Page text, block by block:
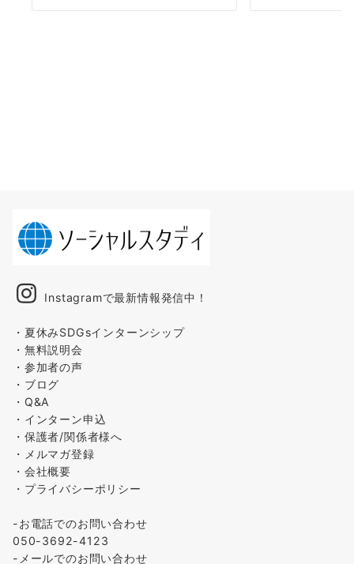
Instagramで最新情報発信中！
・夏休みSDGsインターンシップ
・無料説明会
・参加者の声
・ブログ
・Q&A
・インターン申込
・保護者/関係者様へ
・メルマガ登録
・会社概要
・プライバシーポリシー
-お電話でのお問い合わせ
050-3692-4123
-メールでのお問い合わせ